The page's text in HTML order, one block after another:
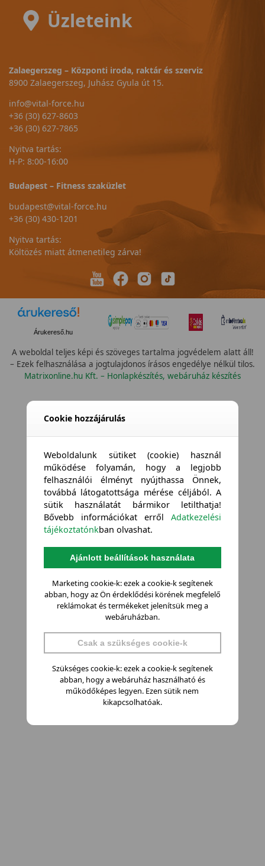
Üzleteink
Zalaegerszeg – Központi iroda, raktár és szerviz
8900 Zalaegerszeg, Juhász Gyula út 15.
info@vital-force.hu
+36 (30) 627-8603
+36 (30) 627-7865
Nyitva tartás:
H-P: 8:00-16:00
Budapest – Fitness szaküzlet
budapest@vital-force.hu
+36 (30) 430-1201
Nyitva tartás:
Költözés miatt átmenetileg zárva!
Árukereső.hu
A weboldal teljes képi és szöveges tartalma jogvédelem alatt áll!
– Ezek felhasználása a jogtulajdonos írásos engedélye nélkül tilos.
Matrixonline.hu Kft. – Honlapkészítés, webáruház készítés
Cookie hozzájárulás
Weboldalunk sütiket (cookie) használ
működése folyamán, hogy a legjobb
felhasználói élményt nyújthassa Önnek,
továbbá látogatottsága mérése céljából. A
sütik használatát bármikor letilthatja!
Bővebb információkat errőlAdatkezelési
tájékoztatónkban olvashat.
Ajánlott beállítások használata
Marketing cookie-k: ezek a cookie-k segítenek
abban, hogy az Ön érdeklődési körének megfelelő
reklámokat és termékeket jelenítsük meg a
webáruházban.
Csak a szükséges cookie-k
Szükséges cookie-k: ezek a cookie-k segítenek
abban, hogy a webáruház használható és
működőképes legyen. Ezen sütik nem
kikapcsolhatóak.